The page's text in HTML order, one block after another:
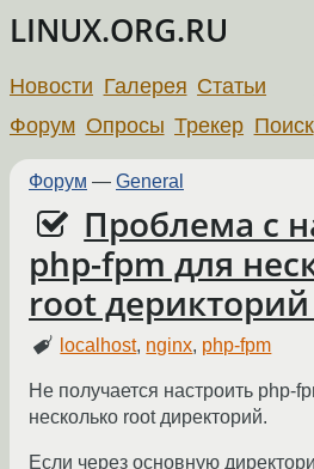
LINUX.ORG.RU
Новости Галерея Статьи
Форум Опросы Трекер Поиск
Форум — General
Проблема с
php-fpm для
root
localhost, nginx, php-fpm
Не получается настроить php-
несколько root директорий.
Если через основную